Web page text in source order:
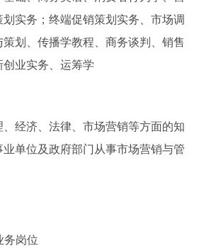
实务；终端促销策划实务、市场调
划、传播学教程、商务谈判、销售
业实务、运筹学
经济、法律、市场营销等方面的知
单位及政府部门从事市场营销与管
务岗位